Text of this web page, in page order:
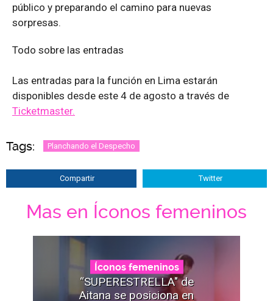
público y preparando el camino para nuevas
sorpresas.
Todo sobre las entradas
Las entradas para la función en Lima estarán
disponibles desde este 4 de agosto a través de
Ticketmaster.
Tags: Planchando el Despecho
Compartir Twitter
Mas en Íconos femeninos
Íconos femeninos
“SUPERESTRELLA" de
Aitana se posiciona en